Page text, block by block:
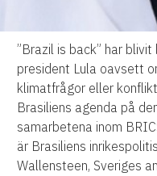
”Brazil is back” har
president Lula oavsett
klimatfrågor eller
Brasiliens agenda på
samarbetena inom
är Brasiliens
Wallensteen, Sveriges